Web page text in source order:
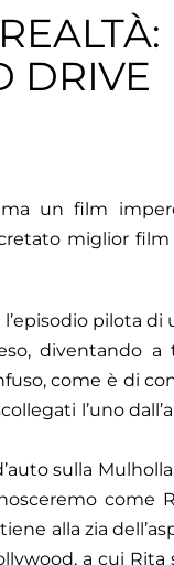
DRIVE
un film
miglior
pilota
diventando
come è di
l’uno
sulla
come
alla zia
a cui